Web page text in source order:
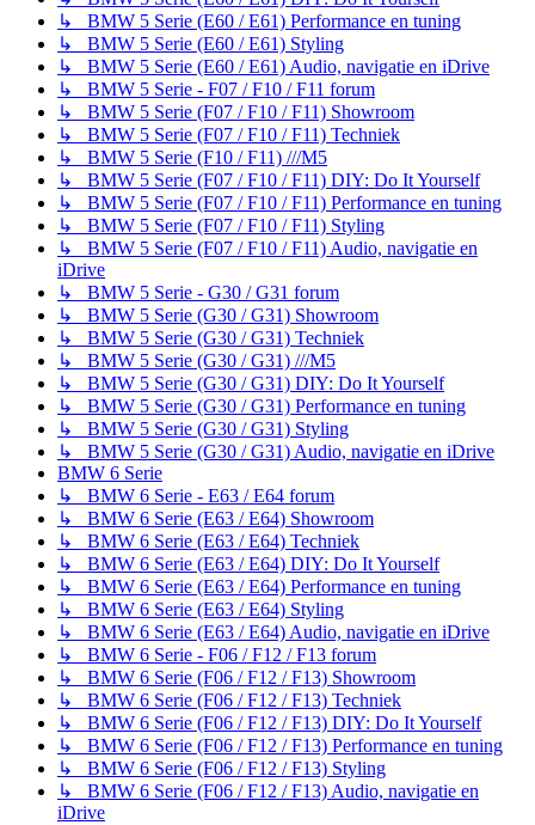
↳ BMW 5 Serie (E60 / E61) Performance en tuning
↳ BMW 5 Serie (E60 / E61) Styling
↳ BMW 5 Serie (E60 / E61) Audio, navigatie en iDrive
↳ BMW 5 Serie - F07 / F10 / F11 forum
↳ BMW 5 Serie (F07 / F10 / F11) Showroom
↳ BMW 5 Serie (F07 / F10 / F11) Techniek
↳ BMW 5 Serie (F10 / F11) ///M5
↳ BMW 5 Serie (F07 / F10 / F11) DIY: Do It Yourself
↳ BMW 5 Serie (F07 / F10 / F11) Performance en tuning
↳ BMW 5 Serie (F07 / F10 / F11) Styling
↳ BMW 5 Serie (F07 / F10 / F11) Audio, navigatie en
iDrive
↳ BMW 5 Serie - G30 / G31 forum
↳ BMW 5 Serie (G30 / G31) Showroom
↳ BMW 5 Serie (G30 / G31) Techniek
↳ BMW 5 Serie (G30 / G31) ///M5
↳ BMW 5 Serie (G30 / G31) DIY: Do It Yourself
↳ BMW 5 Serie (G30 / G31) Performance en tuning
↳ BMW 5 Serie (G30 / G31) Styling
↳ BMW 5 Serie (G30 / G31) Audio, navigatie en iDrive
BMW 6 Serie
↳ BMW 6 Serie - E63 / E64 forum
↳ BMW 6 Serie (E63 / E64) Showroom
↳ BMW 6 Serie (E63 / E64) Techniek
↳ BMW 6 Serie (E63 / E64) DIY: Do It Yourself
↳ BMW 6 Serie (E63 / E64) Performance en tuning
↳ BMW 6 Serie (E63 / E64) Styling
↳ BMW 6 Serie (E63 / E64) Audio, navigatie en iDrive
↳ BMW 6 Serie - F06 / F12 / F13 forum
↳ BMW 6 Serie (F06 / F12 / F13) Showroom
↳ BMW 6 Serie (F06 / F12 / F13) Techniek
↳ BMW 6 Serie (F06 / F12 / F13) DIY: Do It Yourself
↳ BMW 6 Serie (F06 / F12 / F13) Performance en tuning
↳ BMW 6 Serie (F06 / F12 / F13) Styling
↳ BMW 6 Serie (F06 / F12 / F13) Audio, navigatie en
iDrive